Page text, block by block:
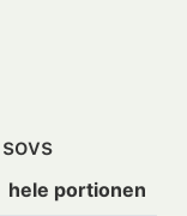
hele portionen